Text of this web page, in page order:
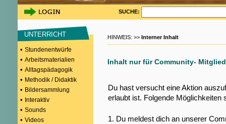
SUCHE:
UNTERRICHT
• Stundenentwürfe
• Arbeitsmaterialien
• Alltagspädagogik
• Methodik / Didaktik
• Bildersammlung
• Interaktiv
• Sounds
• Videos
HINWEIS: >> Interner Inhalt
Inhalt nur für Community-
Du hast versucht eine Aktion
erlaubt ist. Folgende Möglichkeiten
1. Du meldest dich an unserer